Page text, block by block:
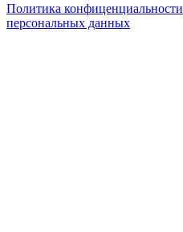
Политика конфиценциальности
персональных данных